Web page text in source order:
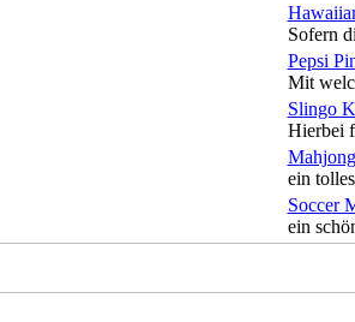
Sofern
Pepsi
Mit
Slingo
Hierbei
ein
Soccer
ein